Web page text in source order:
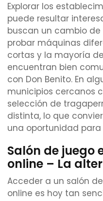
Explorar los
puede resultar
buscan un cambio
probar máquinas
cortas y la mayoría
encuentran bien
con Don Benito. En
municipios cercanos
selección de
distinta, lo que
una oportunidad
Salón de juego
online – La
Acceder a un salón
online es hoy tan